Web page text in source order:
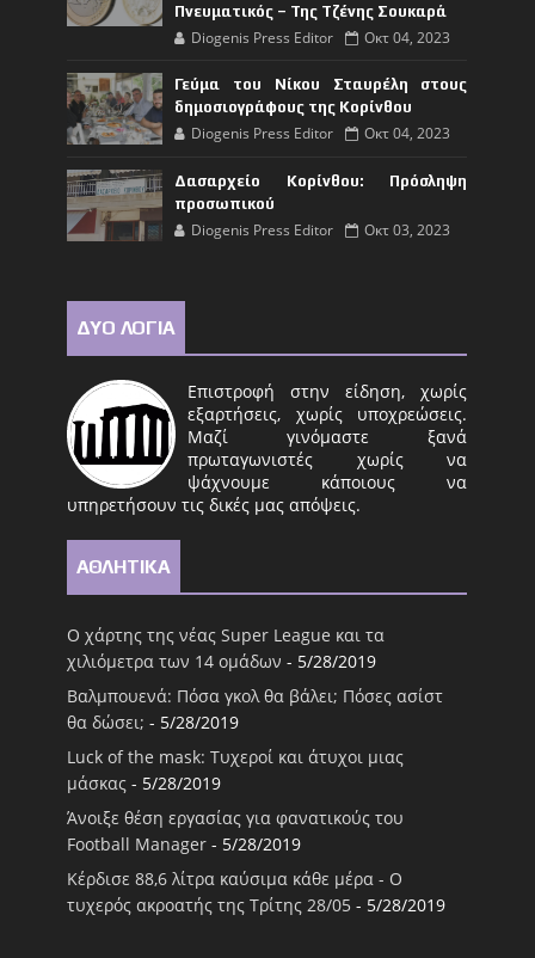
Πνευματικός – Της Τζένης Σουκαρά
Diogenis Press Editor Οκτ 04, 2023
Γεύμα του Νίκου Σταυρέλη στους
δημοσιογράφους της Κορίνθου
Diogenis Press Editor Οκτ 04, 2023
Δασαρχείο Κορίνθου: Πρόσληψη
προσωπικού
Diogenis Press Editor Οκτ 03, 2023
ΔΥΟ ΛΟΓΙΑ
Επιστροφή στην είδηση, χωρίς
εξαρτήσεις, χωρίς υποχρεώσεις.
Μαζί γινόμαστε ξανά
πρωταγωνιστές χωρίς να
ψάχνουμε κάποιους να
υπηρετήσουν τις δικές μας απόψεις.
ΑΘΛΗΤΙΚΑ
Ο χάρτης της νέας Super League και τα
χιλιόμετρα των 14 ομάδων - 5/28/2019
Βαλμπουενά: Πόσα γκολ θα βάλει; Πόσες ασίστ
θα δώσει; - 5/28/2019
Luck of the mask: Τυχεροί και άτυχοι μιας
μάσκας - 5/28/2019
Άνοιξε θέση εργασίας για φανατικούς του
Football Μanager - 5/28/2019
Κέρδισε 88,6 λίτρα καύσιμα κάθε μέρα - Ο
τυχερός ακροατής της Τρίτης 28/05 - 5/28/2019